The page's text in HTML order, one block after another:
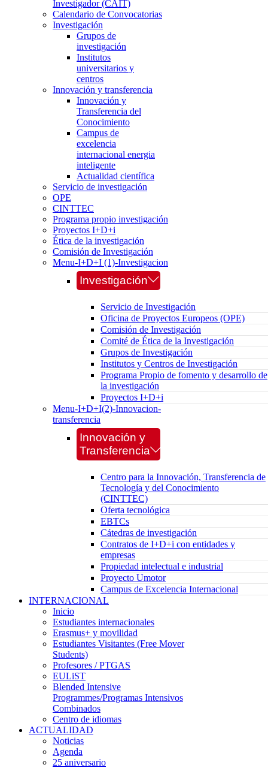
Investigador (CAIT)
Calendario de Convocatorias
Investigación
Grupos de
investigación
Institutos
universitarios y
centros
Innovación y transferencia
Innovación y
Transferencia del
Conocimiento
Campus de
excelencia
internacional energia
inteligente
Actualidad científica
Servicio de investigación
OPE
CINTTEC
Programa propio investigación
Proyectos I+D+i
Ética de la investigación
Comisión de Investigación
Menu-I+D+I (1)-Investigacion
Investigación
Servicio de Investigación
Oficina de Proyectos Europeos (OPE)
Comisión de Investigación
Comité de Ética de la Investigación
Grupos de Investigación
Institutos y Centros de Investigación
Programa Propio de fomento y desarrollo de
la investigación
Proyectos I+D+i
Menu-I+D+I(2)-Innovacion-
transferencia
Innovación y
Transferencia
Centro para la Innovación, Transferencia de
Tecnología y del Conocimiento
(CINTTEC)
Oferta tecnológica
EBTCs
Cátedras de investigación
Contratos de I+D+i con entidades y
empresas
Propiedad intelectual e industrial
Proyecto Umotor
Campus de Excelencia Internacional
INTERNACIONAL
Inicio
Estudiantes internacionales
Erasmus+ y movilidad
Estudiantes Visitantes (Free Mover
Students)
Profesores / PTGAS
EULiST
Blended Intensive
Programmes/Programas Intensivos
Combinados
Centro de idiomas
ACTUALIDAD
Noticias
Agenda
25 aniversario